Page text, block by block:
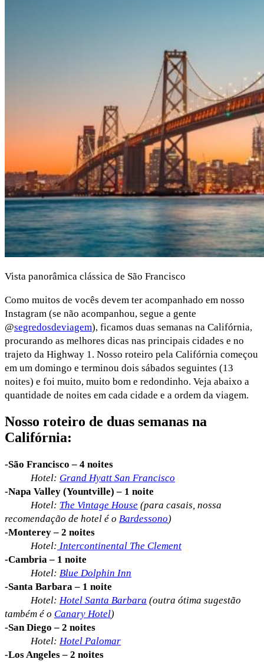
Vista panorâmica clássica de São Francisco
Como muitos de vocês devem ter acompanhado em nosso
Instagram (se não acompanhou, segue a gente
@segredosdeviagem), ficamos duas semanas na Califórnia,
procurando as melhores dicas nas principais cidades e no
trajeto da Highway 1. Nosso roteiro pela Califórnia começou
em um domingo e terminou dois sábados seguintes (13
noites) e foi muito, muito bom e redondinho. Veja abaixo a
quantidade de noites em cada cidade e a ordem da viagem.
Nosso roteiro de duas semanas na
Califórnia:
-São Francisco – 4 noites
Hotel: Grand Hyatt San Francisco
-Napa Valley (Yountville) – 1 noite
Hotel: The Vintage House (para casais, nossa
recomendação de hotel é o Bardessono)
-Monterey – 2 noites
Hotel: Intercontinental The Clement
-Cambria – 1 noite
Hotel: Blue Dolphin Inn
-Santa Barbara – 1 noite
Hotel: Hotel Santa Barbara (outra ótima sugestão
também é o Canary Hotel)
-San Diego – 2 noites
Hotel: Hotel Palomar
-Los Angeles – 2 noites